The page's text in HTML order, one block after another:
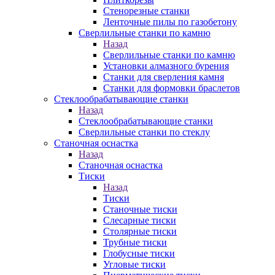
Стенорезные станки
Ленточные пилы по газобетону
Сверлильные станки по камню
Назад
Сверлильные станки по камню
Установки алмазного бурения
Станки для сверления камня
Станки для формовки браслетов
Стеклообрабатывающие станки
Назад
Стеклообрабатывающие станки
Сверлильные станки по стеклу
Станочная оснастка
Назад
Станочная оснастка
Тиски
Назад
Тиски
Станочные тиски
Слесарные тиски
Столярные тиски
Трубные тиски
Глобусные тиски
Угловые тиски